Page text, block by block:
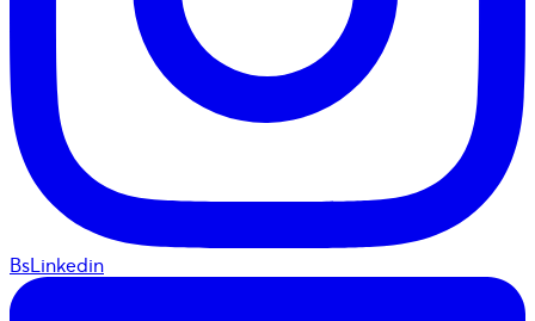
BsLinkedin